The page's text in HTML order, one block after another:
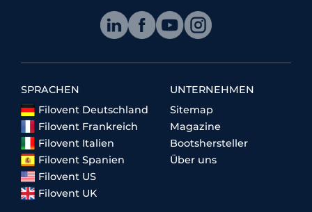
SPRACHEN
Filovent Deutschland
Filovent Frankreich
Filovent Italien
Filovent Spanien
Filovent US
Filovent UK
UNTERNEHMEN
Sitemap
Magazine
Bootshersteller
Über uns